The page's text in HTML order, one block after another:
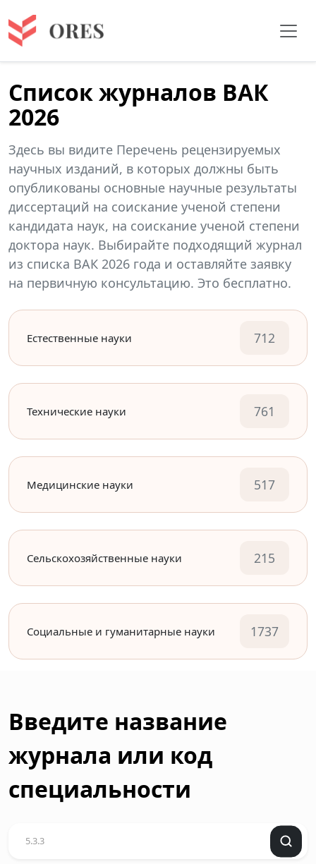
Список журналов ВАК
2026
Здесь вы видите Перечень рецензируемых
научных изданий, в которых должны быть
опубликованы основные научные результаты
диссертаций на соискание ученой степени
кандидата наук, на соискание ученой степени
доктора наук. Выбирайте подходящий журнал
из списка ВАК 2026 года и оставляйте заявку
на первичную консультацию. Это бесплатно.
Естественные науки 712
Технические науки 761
Медицинские науки 517
Сельскохозяйственные науки 215
Социальные и гуманитарные науки 1737
Введите название
журнала или код
специальности